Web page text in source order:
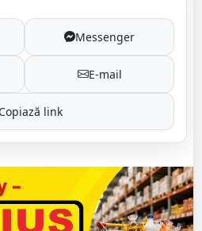
Messenger
E-mail
Copiază link